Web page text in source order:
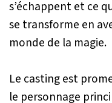
s’échappent et ce
se transforme en
monde de la magie.
Le casting est
le personnage